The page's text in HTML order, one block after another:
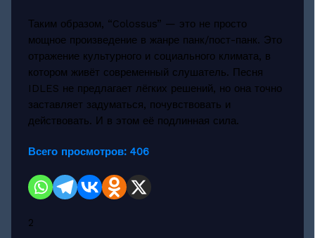
Таким образом, “Colossus” — это не просто
мощное произведение в жанре панк/пост-панк. Это
отражение культурного и социального климата, в
котором живёт современный слушатель. Песня
IDLES не предлагает лёгких решений, но она точно
заставляет задуматься, почувствовать и
действовать. И в этом её подлинная сила.
Всего просмотров: 406
2